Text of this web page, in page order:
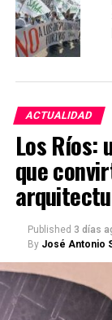
ACTUALIDAD
Los Ríos:
que
Published 3 días
By José Antonio